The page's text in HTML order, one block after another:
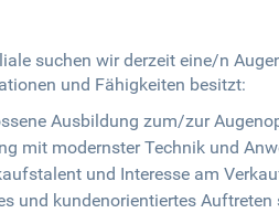
suchen wir derzeit eine/n
und Fähigkeiten besitzt:
Ausbildung zum/zur
mit modernster Technik und
und Interesse am
und kundenorientiertes